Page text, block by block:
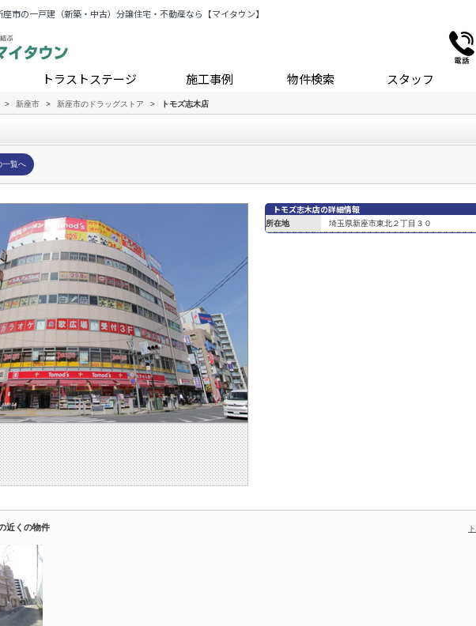
市の一戸建（新築・中古）分譲住宅・不動産なら【マイタウン】
トラストステージ 施工事例 物件検索 スタッフ
> 新座市 > 新座市のドラッグストア > トモズ志木店
一覧へ
トモズ志木店の詳細情報
所在地 埼玉県新座市東北２丁目３０
近くの物件